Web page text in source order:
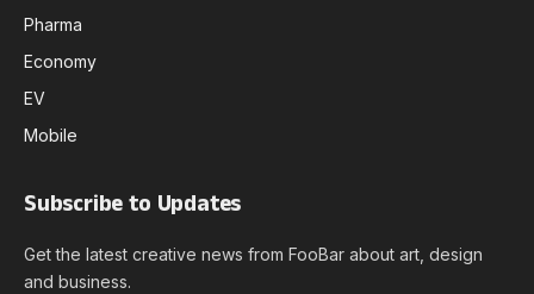
Pharma
Economy
EV
Mobile
Subscribe to Updates
Get the latest creative news from FooBar about art, design
and business.